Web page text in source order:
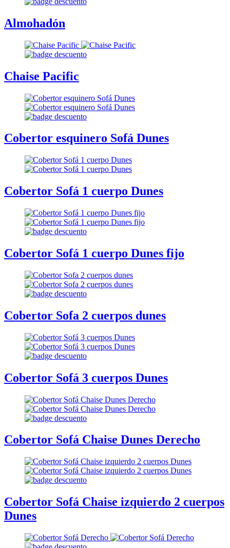
Almohadón
Chaise Pacific
Cobertor esquinero Sofá Dunes
Cobertor Sofá 1 cuerpo Dunes
Cobertor Sofá 1 cuerpo Dunes fijo
Cobertor Sofa 2 cuerpos dunes
Cobertor Sofá 3 cuerpos Dunes
Cobertor Sofá Chaise Dunes Derecho
Cobertor Sofá Chaise izquierdo 2 cuerpos
Dunes